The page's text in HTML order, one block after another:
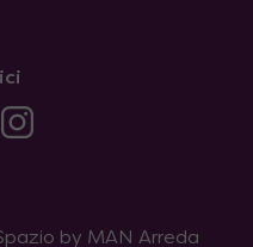
by MAN Arreda